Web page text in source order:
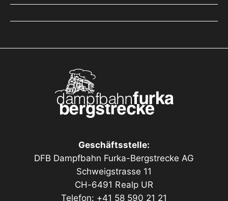
Geschäftsstelle:
DFB Dampfbahn Furka-Bergstrecke AG
Schweigstrasse 11
CH-6491 Realp UR
Telefon: +41 58 590 21 21